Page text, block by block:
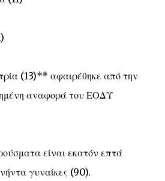
(13)** αφαιρέθηκε από την
αναφορά του ΕΟΔΥ
είναι εκατόν επτά
γυναίκες (90).